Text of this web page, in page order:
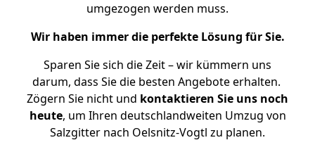
umgezogen werden muss.
Wir haben immer die perfekte Lösung für Sie.
Sparen Sie sich die Zeit – wir kümmern uns
darum, dass Sie die besten Angebote erhalten.
Zögern Sie nicht und kontaktieren Sie uns noch
heute, um Ihren deutschlandweiten Umzug von
Salzgitter nach Oelsnitz-Vogtl zu planen.